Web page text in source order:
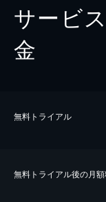
サービ
金
無料トライアル
無料トライアル後の⽉